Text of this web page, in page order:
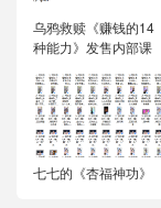
乌鸦救赎《赚钱的14
种能力》发售内部课
七七的《杏福神功》